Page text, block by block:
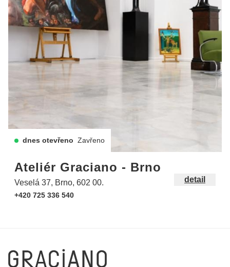
dnes otevřeno Zavřeno
Ateliér Graciano - Brno
Veselá 37, Brno, 602 00.
+420 725 336 540
detail